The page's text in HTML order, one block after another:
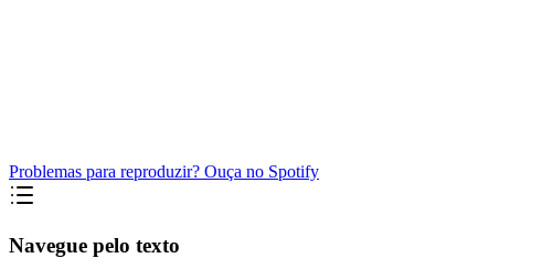
Problemas para reproduzir? Ouça no Spotify
Navegue pelo texto